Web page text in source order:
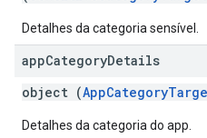
Detalhes da categoria sensível.
appCategoryDetails
object (
Detalhes da categoria do app.